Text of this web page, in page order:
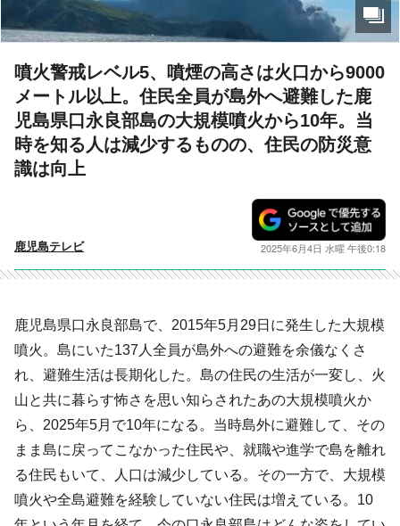
噴火警戒レベル5、噴煙の高さは火口から9000
メートル以上。住民全員が島外へ避難した鹿
児島県口永良部島の大規模噴火から10年。当
時を知る人は減少するものの、住民の防災意
識は向上
鹿児島テレビ 2025年6月4日 水曜 午後0:18
鹿児島県口永良部島で、2015年5月29日に発生した大規模
噴火。島にいた137人全員が島外への避難を余儀なくさ
れ、避難生活は長期化した。島の住民の生活が一変し、火
山と共に暮らす怖さを思い知らされたあの大規模噴火か
ら、2025年5月で10年になる。当時島外に避難して、その
まま島に戻ってこなかった住民や、就職や進学で島を離れ
る住民もいて、人口は減少している。その一方で、大規模
噴火や全島避難を経験していない住民は増えている。10